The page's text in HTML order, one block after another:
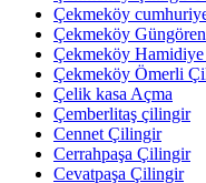
Çekmeköy
Çekmeköy
Çekmeköy
Çekmeköy Ömerli
Çelik kasa Açma
Çemberlitaş çilingir
Cennet Çilingir
Cerrahpaşa Çilingir
Cevatpaşa Çilingir